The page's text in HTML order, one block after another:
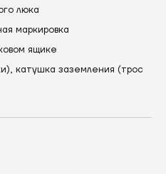
люка
маркировка
ящике
катушка заземления (трос